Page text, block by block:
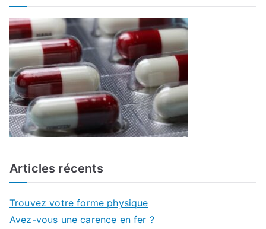
f
Articles récents
Trouvez votre forme physique
Avez-vous une carence en fer ?